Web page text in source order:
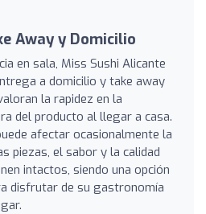
Away y Domicilio
en sala, Miss Sushi Alicante
a domicilio y take away
la rapidez en la
del producto al llegar a casa.
afectar ocasionalmente la
piezas, el sabor y la calidad
intactos, siendo una opción
disfrutar de su gastronomía